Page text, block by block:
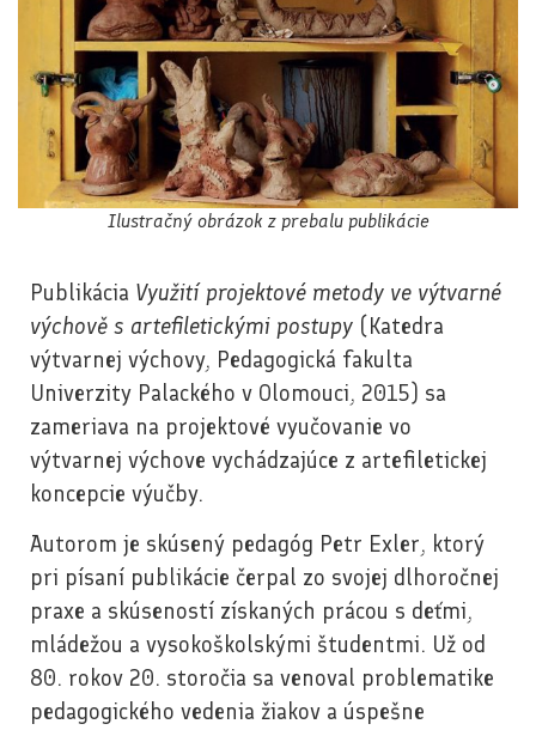
Ilustračný obrázok z prebalu publikácie
Publikácia Využití projektové metody ve výtvarné
výchově s artefiletickými postupy (Katedra
výtvarnej výchovy, Pedagogická fakulta
Univerzity Palackého v Olomouci, 2015) sa
zameriava na projektové vyučovanie vo
výtvarnej výchove vychádzajúce z artefiletickej
koncepcie výučby.
Autorom je skúsený pedagóg Petr Exler, ktorý
pri písaní publikácie čerpal zo svojej dlhoročnej
praxe a skúseností získaných prácou s deťmi,
mládežou a vysokoškolskými študentmi. Už od
80. rokov 20. storočia sa venoval problematike
pedagogického vedenia žiakov a úspešne